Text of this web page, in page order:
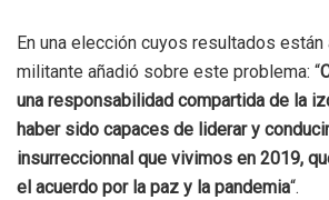
En una elección cuyos resultados
militante añadió sobre este problema: “
una responsabilidad compartida de la
haber sido capaces de liderar y
insurreccionnal que vivimos en 2019,
el acuerdo por la paz y la pandemia“.